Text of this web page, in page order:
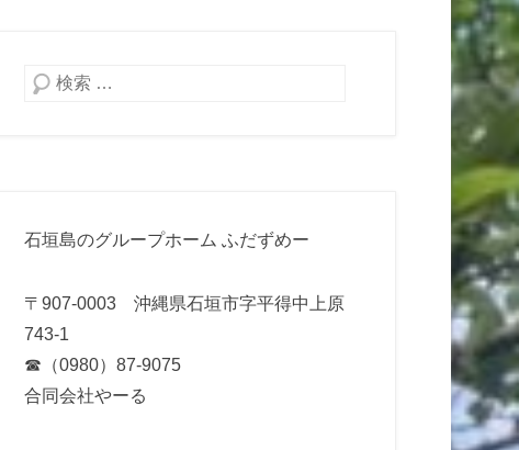
検索
石垣島のグループホーム ふだずめー
〒907-0003 沖縄県石垣市字平得中上原
743-1
☎（0980）87-9075
合同会社やーる